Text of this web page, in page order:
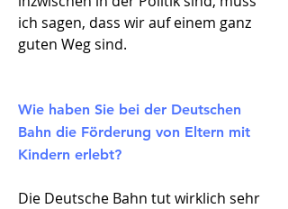
ich sagen, dass wir auf einem ganz
guten Weg sind.
Wie haben Sie bei der Deutschen
Bahn die Förderung von Eltern mit
Kindern erlebt?
Die Deutsche Bahn tut wirklich sehr